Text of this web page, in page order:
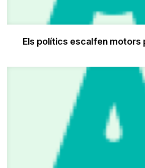
Els polítics escalfen motors